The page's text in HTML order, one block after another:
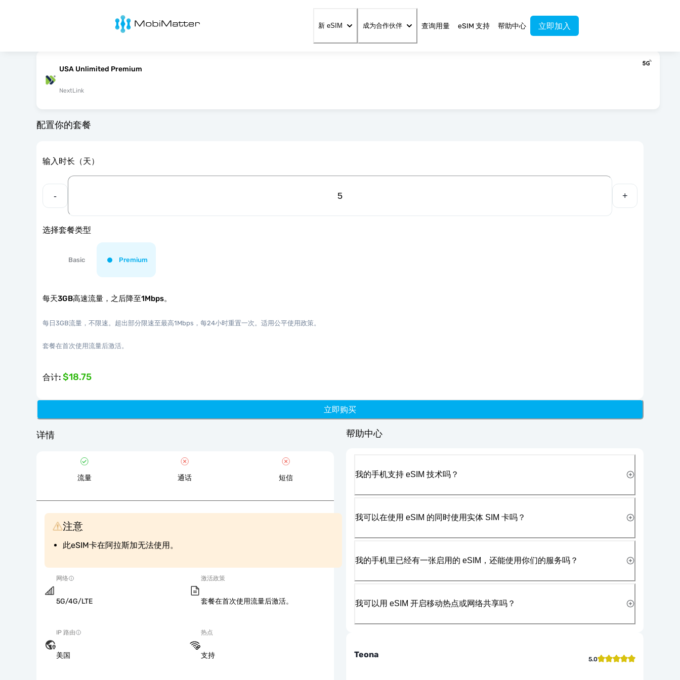
MobiMatter
新 eSIM 成为合作伙伴 查询用量 eSIM 支持 帮助中心 立即加入
USA Unlimited Premium
NextLink
配置你的套餐
输入时长（天）
- +
选择套餐类型
Basic Premium
每天3GB高速流量，之后降至1Mbps。
每日3GB流量，不限速。超出部分限速至最高1Mbps，每24小时重置一次。适用公平使用政策。
套餐在首次使用流量后激活。
合计: $18.75
立即购买
详情
流量 通话 短信
注意
此eSIM卡在阿拉斯加无法使用。
网络
5G/4G/LTE
激活政策
套餐在首次使用流量后激活。
IP 路由
美国
热点
支持
帮助中心
我的手机支持 eSIM 技术吗？
我可以在使用 eSIM 的同时使用实体 SIM 卡吗？
我的手机里已经有一张启用的 eSIM，还能使用你们的服务吗？
我可以用 eSIM 开启移动热点或网络共享吗？
Teona 5.0